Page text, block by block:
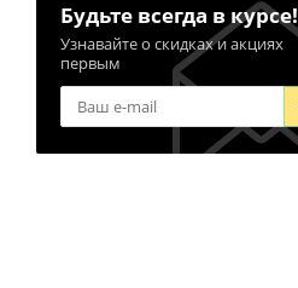
Будьте всегда в курсе!
Узнавайте о скидках и акциях
первым